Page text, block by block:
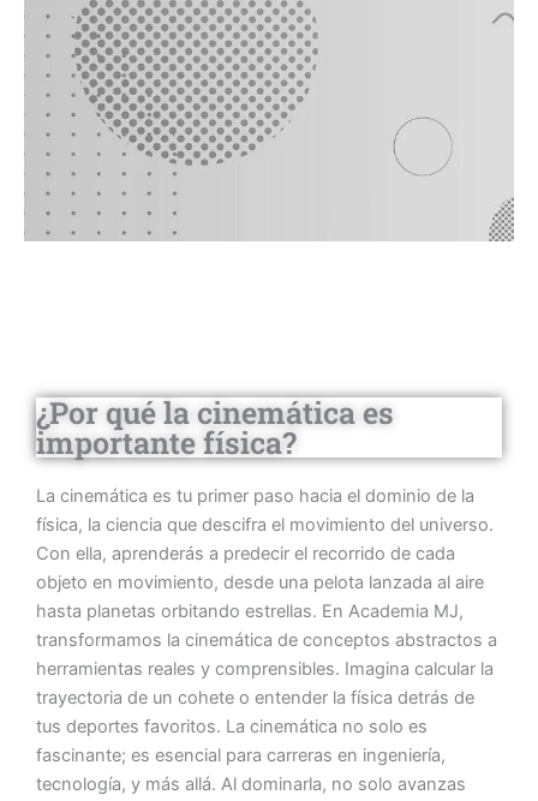
¿Por qué la cinemática es
importante física?
La cinemática es tu primer paso hacia el dominio de la
física, la ciencia que descifra el movimiento del universo.
Con ella, aprenderás a predecir el recorrido de cada
objeto en movimiento, desde una pelota lanzada al aire
hasta planetas orbitando estrellas. En Academia MJ,
transformamos la cinemática de conceptos abstractos a
herramientas reales y comprensibles. Imagina calcular la
trayectoria de un cohete o entender la física detrás de
tus deportes favoritos. La cinemática no solo es
fascinante; es esencial para carreras en ingeniería,
tecnología, y más allá. Al dominarla, no solo avanzas